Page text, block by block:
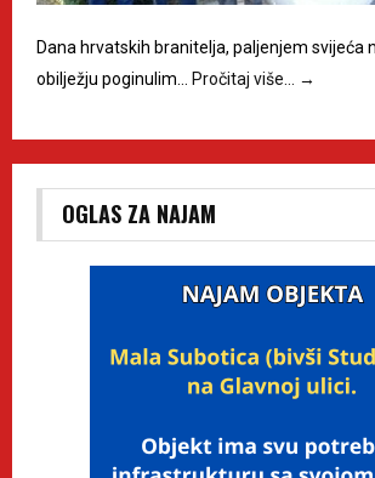
Dana hrvatskih branitelja, paljenjem svijeća
obilježju poginulim…
Pročitaj više… →
OGLAS ZA NAJAM